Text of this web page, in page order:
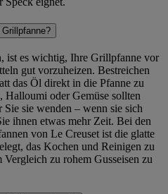
ist es wichtig, Ihre Grillpfanne vor
gut vorzuheizen. Bestreichen
das Öl direkt in die Pfanne zu
Halloumi oder Gemüse sollten
sie wenden – wenn sie sich
ihnen etwas mehr Zeit. Bei den
von Le Creuset ist die glatte
das Kochen und Reinigen zu
zu rohem Gusseisen zu